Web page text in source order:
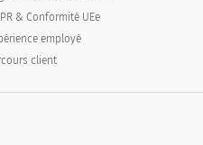
& Conformité UEe
employé
client